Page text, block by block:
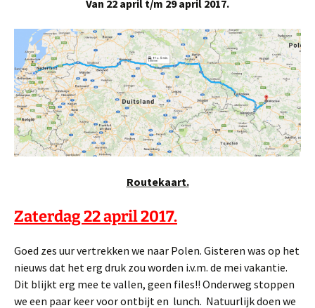
Van 22 april t/m 29 april 2017.
Routekaart.
Zaterdag 22 april 2017.
Goed zes uur vertrekken we naar Polen. Gisteren was op het
nieuws dat het erg druk zou worden i.v.m. de mei vakantie.
Dit blijkt erg mee te vallen, geen files!! Onderweg stoppen
we een paar keer voor ontbijt en lunch. Natuurlijk doen we